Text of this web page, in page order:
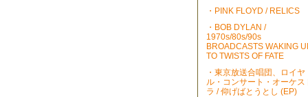
・PINK FLOYD / RELICS
・BOB DYLAN /
1970s/80s/90s
BROADCASTS WAKING
TO TWISTS OF FATE
・東京放送合唱団、ロイヤ
ル・コンサート・オーケス
ラ / 仰げばとうとし (EP)